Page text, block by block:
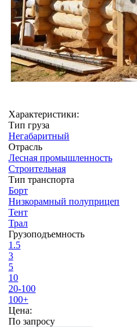
Характеристики:
Тип груза
Негабаритный
Отрасль
Лесная промышленность
Строительная
Тип транспорта
Борт
Низкорамный полуприцеп
Тент
Трал
Грузоподъемность
1.5
3
5
10
20-100
100+
Цена:
По запросу